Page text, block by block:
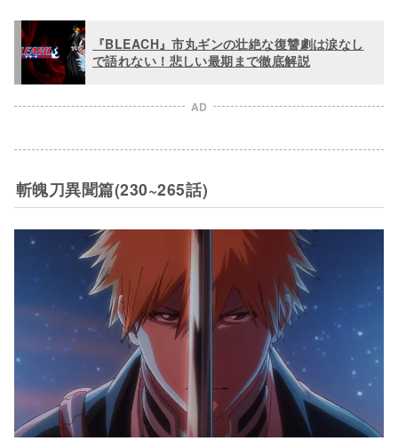
『BLEACH』市丸ギンの壮絶な復讐劇は涙なし
で語れない！悲しい最期まで徹底解説
AD
斬魄刀異聞篇(230~265話)